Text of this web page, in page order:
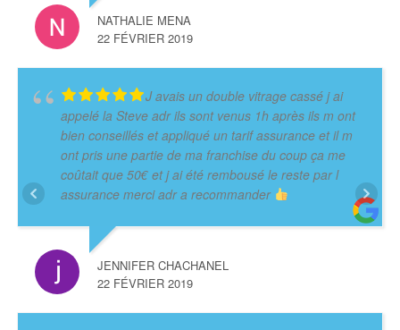
NATHALIE MENA
22 FÉVRIER 2019
J avais un double vitrage cassé j ai
appelé la Steve adr ils sont venus 1h après ils m ont
bien conseillés et appliqué un tarif assurance et il m
ont pris une partie de ma franchise du coup ça me
coûtait que 50€ et j ai été rembousé le reste par l
assurance merci adr a recommander
JENNIFER CHACHANEL
22 FÉVRIER 2019